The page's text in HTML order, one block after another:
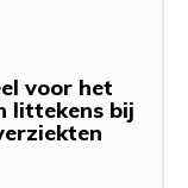
voor het
littekens bij